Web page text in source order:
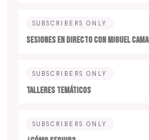
SUBSCRIBERS ONLY
SESIONES EN DIRECTO CON MIGUEL
SUBSCRIBERS ONLY
TALLERES TEMÁTICOS
SUBSCRIBERS ONLY